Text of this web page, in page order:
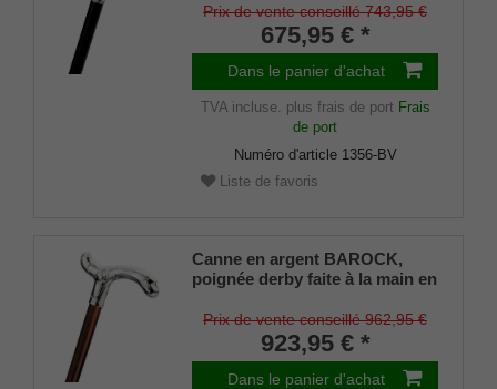
argentée fine sur bois de hêtre
laqué noir satiné
Prix de vente conseillé 743,95 €
675,95 € *
Dans le panier d'achat
TVA incluse. plus frais de port Frais
de port
Numéro d'article 1356-BV
Liste de favoris
Canne en argent BAROCK,
poignée derby faite à la main en
finement ciselée, canne en bois
de cerisier noble, travail de
manufacture
Prix de vente conseillé 962,95 €
923,95 € *
Dans le panier d'achat